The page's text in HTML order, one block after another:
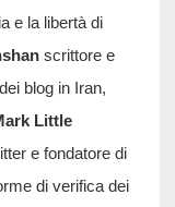
e la libertà di
scrittore e
blog in Iran,
Little
e fondatore di
di verifica dei